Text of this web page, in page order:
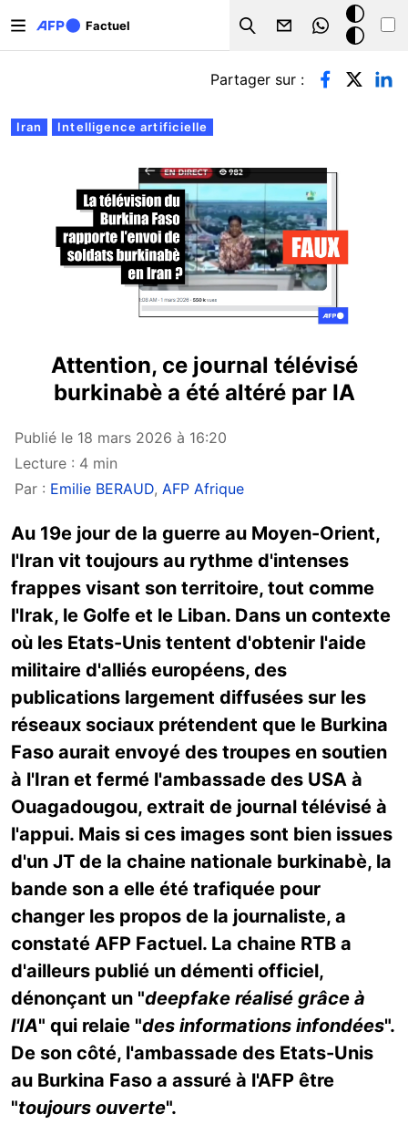
Factuel
Search
Mode
sombre
Onglets principaux
Iran Intelligence artificielle
Partager sur :
Attention, ce journal télévisé
burkinabè a été altéré par IA
Publié le 18 mars 2026 à 16:20
Lecture : 4 min
Par : Emilie BERAUD, AFP Afrique
Au 19e jour de la guerre au Moyen-Orient,
l'Iran vit toujours au rythme d'intenses
frappes visant son territoire, tout comme
l'Irak, le Golfe et le Liban. Dans un contexte
où les Etats-Unis tentent d'obtenir l'aide
militaire d'alliés européens, des
publications largement diffusées sur les
réseaux sociaux prétendent que le Burkina
Faso aurait envoyé des troupes en soutien
à l'Iran et fermé l'ambassade des USA à
Ouagadougou, extrait de journal télévisé à
l'appui. Mais si ces images sont bien issues
d'un JT de la chaine nationale burkinabè, la
bande son a elle été trafiquée pour
changer les propos de la journaliste, a
constaté AFP Factuel. La chaine RTB a
d'ailleurs publié un démenti officiel,
dénonçant un "deepfake réalisé grâce à
l'IA" qui relaie "des informations infondées".
De son côté, l'ambassade des Etats-Unis
au Burkina Faso a assuré à l'AFP être
"toujours ouverte".